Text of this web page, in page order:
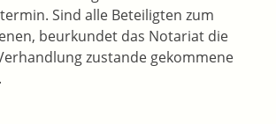
Sind alle Beteiligten zum
beurkundet das Notariat die
zustande gekommene